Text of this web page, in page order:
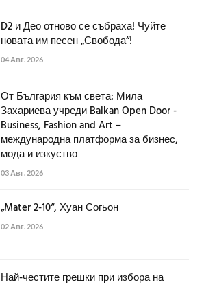
D2 и Део отново се събраха! Чуйте
новата им песен „Свобода“!
04 Авг. 2026
От България към света: Мила
Захариева учреди Balkan Open Door -
Business, Fashion and Art –
международна платформа за бизнес,
мода и изкуство
03 Авг. 2026
„Mater 2-10“, Хуан Согьон
02 Авг. 2026
Най-честите грешки при избора на